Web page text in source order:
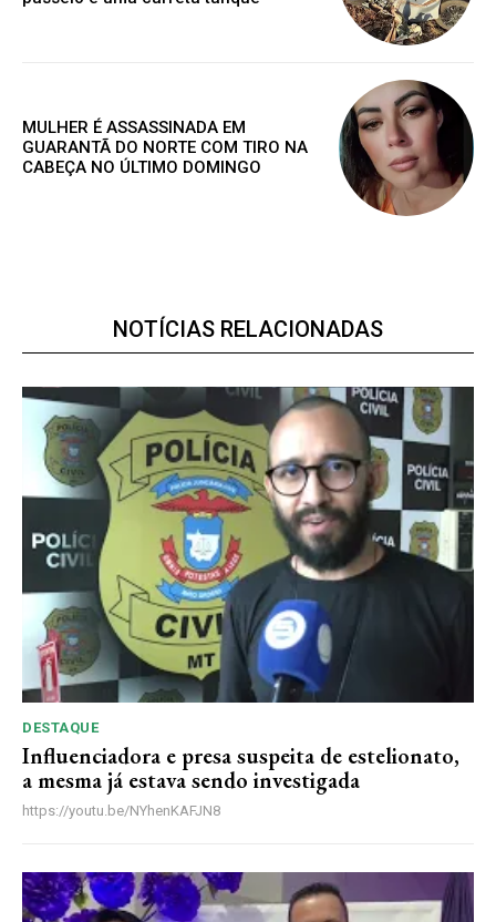
Grátis
/ para sempre
Acesso as notícias publicas
ESCOLHA O PLANO
Premium
R$ 100 / ano
Acesso as notícias publicas
Acesso a comentários
Notícias exclusivas
ANUAL MENSAL
MULHER É ASSASSINADA EM
GUARANTÃ DO NORTE COM TIRO NA
CABEÇA NO ÚLTIMO DOMINGO
NOTÍCIAS RELACIONADAS
DESTAQUE
Influenciadora e presa suspeita de estelionato,
a mesma já estava sendo investigada
https://youtu.be/NYhenKAFJN8